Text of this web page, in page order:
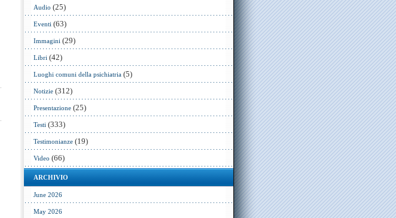
Audio (25)
Eventi (63)
Immagini (29)
Libri (42)
Luoghi comuni della psichiatria (5)
Notizie (312)
Presentazione (25)
Testi (333)
Testimonianze (19)
Video (66)
ARCHIVIO
June 2026
May 2026